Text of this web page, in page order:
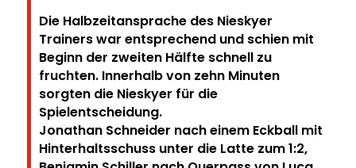
Die Halbzeitansprache des Nieskyer
Trainers war entsprechend und schien mit
Beginn der zweiten Hälfte schnell zu
fruchten. Innerhalb von zehn Minuten
sorgten die Nieskyer für die
Spielentscheidung.
Jonathan Schneider nach einem Eckball mit
Hinterhaltsschuss unter die Latte zum 1:2,